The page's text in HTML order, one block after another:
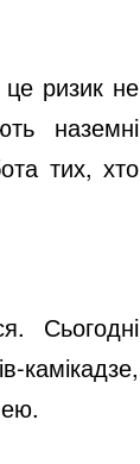
ризик не
наземні
тих, хто
Сьогодні
камікадзе,